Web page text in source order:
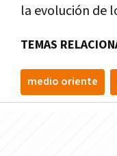
la evolución de
TEMAS
medio oriente